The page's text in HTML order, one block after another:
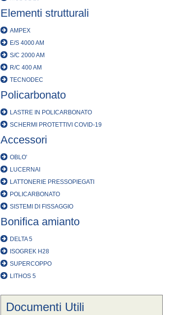
Elementi strutturali
AMPEX
E/S 4000 AM
S/C 2000 AM
R/C 400 AM
TECNODEC
Policarbonato
LASTRE IN POLICARBONATO
SCHERMI PROTETTIVI COVID-19
Accessori
OBLO'
LUCERNAI
LATTONERIE PRESSOPIEGATI
POLICARBONATO
SISTEMI DI FISSAGGIO
Bonifica amianto
DELTA 5
ISOGREK H28
SUPERCOPPO
LITHOS 5
Documenti Utili